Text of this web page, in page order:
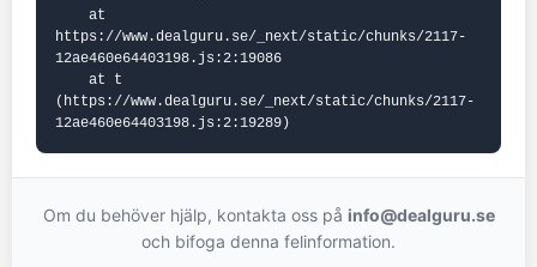
https://www.dealguru.se/_next/static/chunks/2117-
12ae460e64403198.js:2:19086
(https://www.dealguru.se/_next/static/chunks/2117-
12ae460e64403198.js:2:19289)
Om du behöver hjälp, kontakta oss på info@dealguru.se
och bifoga denna felinformation.